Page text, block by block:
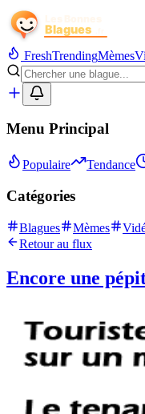
FreshTrendingMèmes
Menu Principal
Populaire Tendance
Catégories
Blagues Mèmes
Retour au flux
Encore une